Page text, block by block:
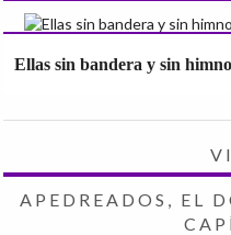
Ellas sin bandera y sin
APEDREADOS, EL